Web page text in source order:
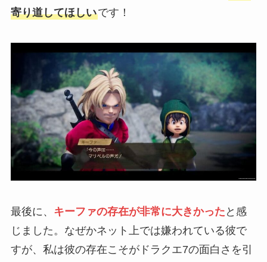
寄り道してほしいです！
最後に、 キーファの存在が非常に大きかった と感
じました。なぜかネット上では嫌われている彼で
すが、私は彼の存在こそがドラクエ7の面白さを引